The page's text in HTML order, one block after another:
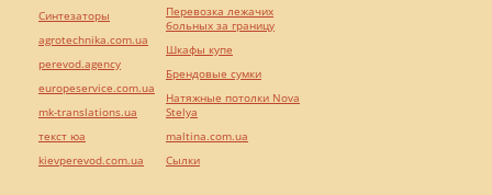
Синтезаторы
agrotechnika.com.ua
perevod.agency
europeservice.com.ua
mk-translations.ua
текст юа
kievperevod.com.ua
Перевозка лежачих
больных за границу
Шкафы купе
Брендовые сумки
Натяжные потолки Nova
Stelya
maltina.com.ua
Cылки